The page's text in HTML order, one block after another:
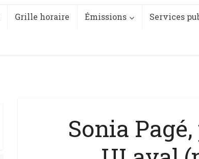
Grille horaire Émissions Services
Sonia